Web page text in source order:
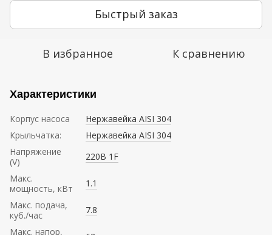
Быстрый заказ
В избранное К сравнению
Характеристики
Корпус насоса
Нержавейка AISI 304
Крыльчатка:
Нержавейка AISI 304
Напряжение
(V)
220В 1F
Mакс.
мощность, кВт
1.1
Mакс. подача,
куб./час
7.8
Maкс. напор,